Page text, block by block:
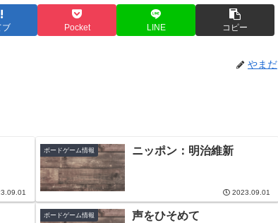
ブ Pocket LINE コピー
やまだ
ボードゲーム情報 ニッポン：明治維新
2023.09.01
ボードゲーム情報 声をひそめて